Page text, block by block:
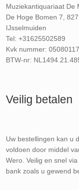
Muziekantiquariaat De
De Hoge Bomen 7,
IJsselmuiden
Tel: +31625502589
Kvk nummer: 05080117
BTW-nr:
Veilig betalen
Uw bestellingen kan u
voldoen door middel
Wero. Veilig en snel
bank zoals u gewend